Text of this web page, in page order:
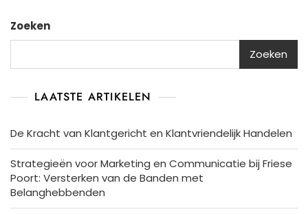
Zoeken
Zoeken
LAATSTE ARTIKELEN
De Kracht van Klantgericht en Klantvriendelijk Handelen
Strategieën voor Marketing en Communicatie bij Friese
Poort: Versterken van de Banden met
Belanghebbenden